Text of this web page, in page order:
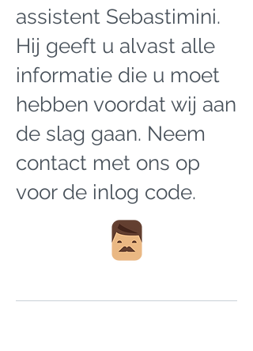
assistent Sebastimini.
Hij geeft u alvast alle
informatie die u moet
hebben voordat wij aan
de slag gaan. Neem
contact met ons op
voor de inlog code.